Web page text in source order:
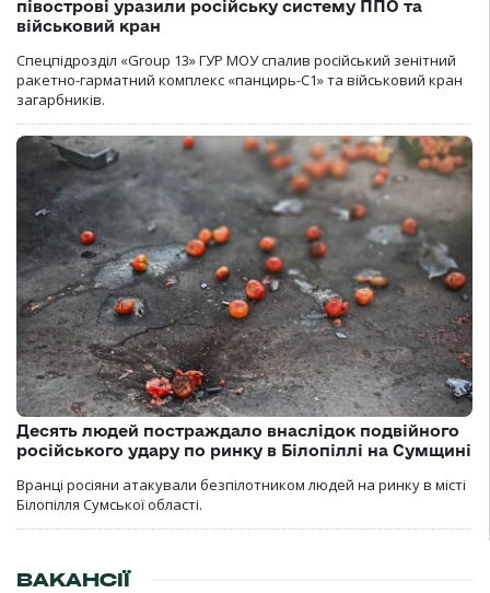
півострові уразили російську систему ППО та
військовий кран
Спецпідрозділ «Group 13» ГУР МОУ спалив російський зенітний
ракетно-гарматний комплекс «панцирь-С1» та військовий кран
загарбників.
Десять людей постраждало внаслідок подвійного
російського удару по ринку в Білопіллі на Сумщині
Вранці росіяни атакували безпілотником людей на ринку в місті
Білопілля Сумської області.
ВАКАНСІЇ